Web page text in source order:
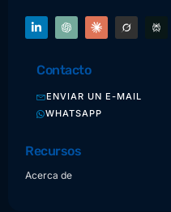
Contacto
ENVIAR UN E-MAIL
WHATSAPP
Recursos
Acerca de